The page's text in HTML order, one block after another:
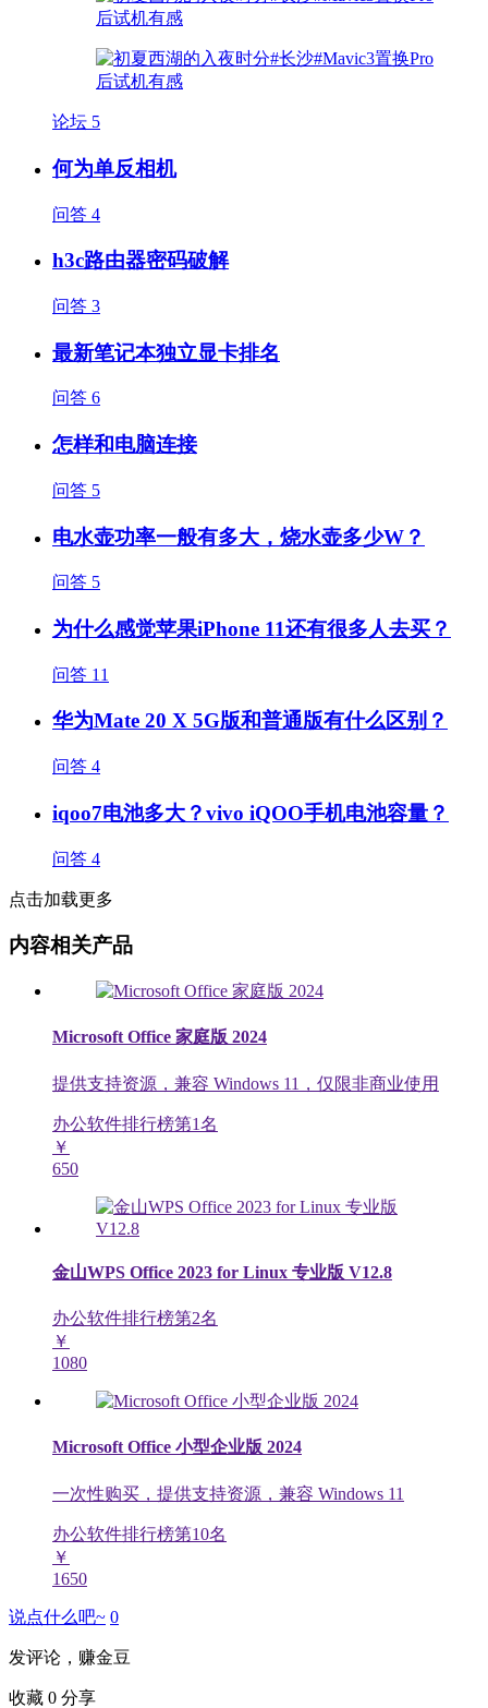
论坛 5
何为单反相机
问答 4
h3c路由器密码破解
问答 3
最新笔记本独立显卡排名
问答 6
怎样和电脑连接
问答 5
电水壶功率一般有多大，烧水壶多少W？
问答 5
为什么感觉苹果iPhone 11还有很多人去买？
问答 11
华为Mate 20 X 5G版和普通版有什么区别？
问答 4
iqoo7电池多大？vivo iQOO手机电池容量？
问答 4
点击加载更多
内容相关产品
Microsoft Office 家庭版 2024
提供支持资源，兼容 Windows 11，仅限非商业使用
办公软件排行榜第1名
￥
650
金山WPS Office 2023 for Linux 专业版 V12.8
办公软件排行榜第2名
￥
1080
Microsoft Office 小型企业版 2024
一次性购买，提供支持资源，兼容 Windows 11
办公软件排行榜第10名
￥
1650
说点什么吧~ 0
发评论，赚金豆
收藏 0 分享